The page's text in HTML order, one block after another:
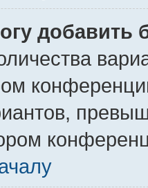
добавить